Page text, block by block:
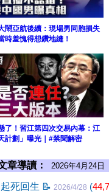
鬧亞航後續：現場男同胞損失
時羞愧得想鑽地縫！
了！習江第四次交易內幕：江
計劃」曝光｜#禁聞解密
章導讀： 2026年4月24日
死回生 📝 2026/4/28 (